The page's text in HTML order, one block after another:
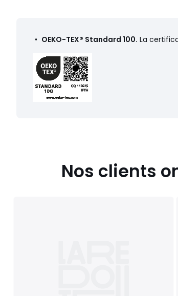
• OEKO-TEX® Standard 100. La
Nos clients